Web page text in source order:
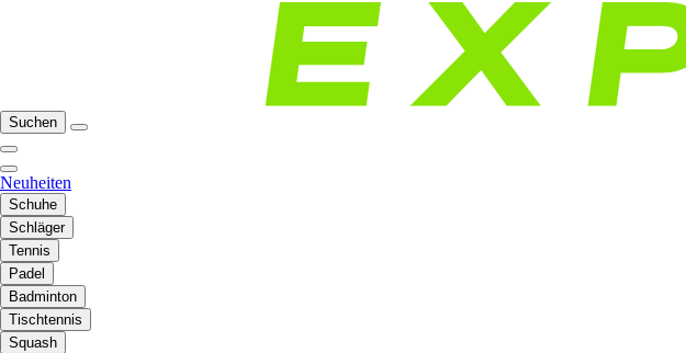
Suchen
Neuheiten
Schuhe
Schläger
Tennis
Padel
Badminton
Tischtennis
Squash